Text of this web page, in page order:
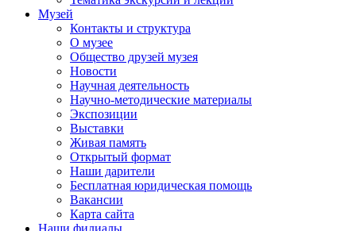
Музей
Контакты и структура
О музее
Общество друзей музея
Новости
Научная деятельность
Научно-методические материалы
Экспозиции
Выставки
Живая память
Открытый формат
Наши дарители
Бесплатная юридическая помощь
Вакансии
Карта сайта
Наши филиалы